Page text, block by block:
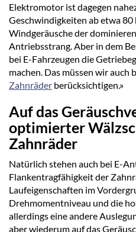
Elektromotor ist dagegen
Geschwindigkeiten ab etwa
Windgeräusche der
Antriebsstrang. Aber in dem
bei E-Fahrzeugen die
machen. Das müssen wir auch
Zahnräder berücksichtigen.»
Auf das
optimierter
Zahnräder
Natürlich stehen auch bei E-
Flankentragfähigkeit der
Laufeigenschaften im
Drehmomentniveau und die
allerdings eine andere
aber wiederum auf das